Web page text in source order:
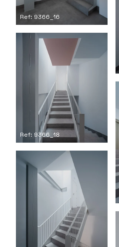
Ref: 9366_16
Ref: 9366_18